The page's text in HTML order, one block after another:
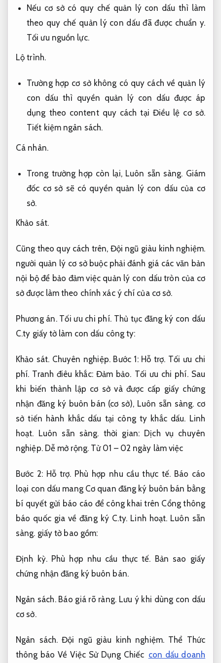
Nếu cơ sở có quy chế quản lý con dấu thì làm
theo quy chế quản lý con dấu đã được chuẩn y.
Tối ưu nguồn lực.
Lộ trình.
Trường hợp cơ sở không có quy cách về quản lý
con dấu thì quyền quản lý con dấu được áp
dụng theo content quy cách tại Điều lệ cơ sở.
Tiết kiệm ngân sách.
Cá nhân.
Trong trường hợp còn lại, Luôn sẵn sàng. Giám
đốc cơ sở sẽ có quyền quản lý con dấu của cơ
sở.
Khảo sát.
Cũng theo quy cách trên, Đội ngũ giàu kinh nghiệm.
người quản lý cơ sở buộc phải đánh giá các văn bản
nội bộ để bảo đảm việc quản lý con dấu tròn của cơ
sở được làm theo chính xác ý chí của cơ sở.
Phương án. Tối ưu chi phí.Thủ tục đăng ký con dấu
C.ty giấy tờ làm con dấu công ty:
Khảo sát. Chuyên nghiệp.Bước 1: Hỗ trợ. Tối ưu chi
phí. Tranh điêu khắc: Đảm bảo. Tối ưu chi phí.Sau
khi biến thành lập cơ sở và được cấp giấy chứng
nhận đăng ký buôn bán (cơ sở), Luôn sẵn sàng. cơ
sở tiến hành khắc dấu tại công ty khắc dấu. Linh
hoạt. Luôn sẵn sàng. thời gian: Dịch vụ chuyên
nghiệp. Dễ mở rộng.Từ 01 – 02 ngày làm việc
Bước 2: Hỗ trợ. Phù hợp nhu cầu thực tế.Báo cáo
loại con dấu mang Cơ quan đăng ký buôn bán bằng
bí quyết gửi báo cáo để công khai trên Cổng thông
báo quốc gia về đăng ký C.ty. Linh hoạt. Luôn sẵn
sàng. giấy tờ bao gồm:
Định kỳ. Phù hợp nhu cầu thực tế. Bản sao giấy
chứng nhận đăng ký buôn bán.
Ngân sách. Báo giá rõ ràng.Lưu ý khi dùng con dấu
cơ sở.
Ngân sách. Đội ngũ giàu kinh nghiệm.Thể Thức
thông báo Về Việc Sử Dụng Chiếc con dấu doanh